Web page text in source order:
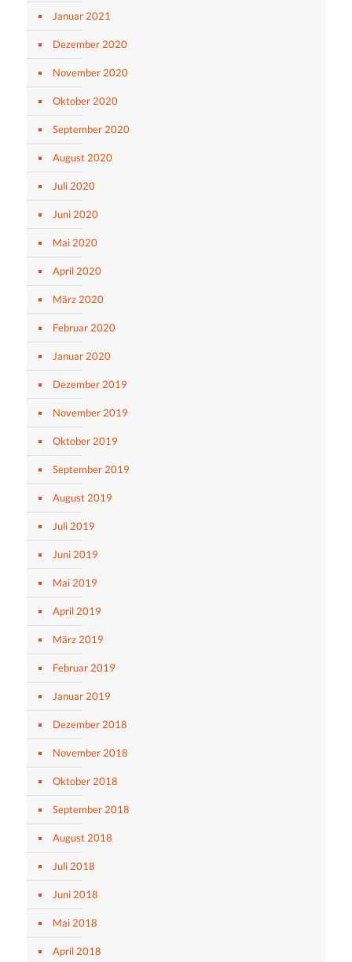
Januar 2021
Dezember 2020
November 2020
Oktober 2020
September 2020
August 2020
Juli 2020
Juni 2020
Mai 2020
April 2020
März 2020
Februar 2020
Januar 2020
Dezember 2019
November 2019
Oktober 2019
September 2019
August 2019
Juli 2019
Juni 2019
Mai 2019
April 2019
März 2019
Februar 2019
Januar 2019
Dezember 2018
November 2018
Oktober 2018
September 2018
August 2018
Juli 2018
Juni 2018
Mai 2018
April 2018